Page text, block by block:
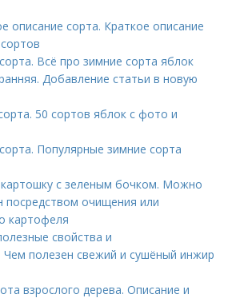
описание сорта. Краткое описание
Всё про зимние сорта яблок
Добавление статьи в новую
50 сортов яблок с фото и
Популярные зимние сорта
с зеленым бочком. Можно
посредством очищения или
картофеля
свойства и
Чем полезен свежий и сушёный инжир
взрослого дерева. Описание и